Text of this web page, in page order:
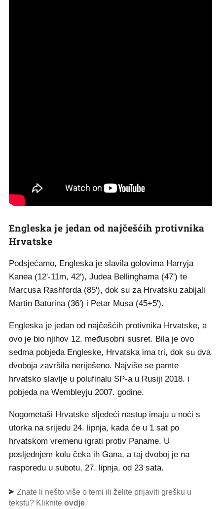
Engleska je jedan od najčešćih protivnika
Hrvatske
Podsjećamo, Engleska je slavila golovima Harryja
Kanea (12'-11m, 42'), Judea Bellinghama (47') te
Marcusa Rashforda (85'), dok su za Hrvatsku zabijali
Martin Baturina (36') i Petar Musa (45+5').
Engleska je jedan od najčešćih protivnika Hrvatske, a
ovo je bio njihov 12. međusobni susret. Bila je ovo
sedma pobjeda Engleske, Hrvatska ima tri, dok su dva
dvoboja završila neriješeno. Najviše se pamte
hrvatsko slavlje u polufinalu SP-a u Rusiji 2018. i
pobjeda na Wembleyju 2007. godine.
Nogometaši Hrvatske sljedeći nastup imaju u noći s
utorka na srijedu 24. lipnja, kada će u 1 sat po
hrvatskom vremenu igrati protiv Paname. U
posljednjem kolu čeka ih Gana, a taj dvoboj je na
rasporedu u subotu, 27. lipnja, od 23 sata.
Znate li nešto više o temi ili želite prijaviti grešku u
tekstu? Kliknite ovdje.